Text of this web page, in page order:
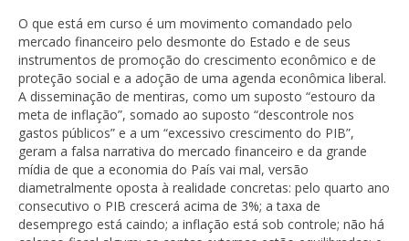
O que está em curso é um movimento comandado pelo
mercado financeiro pelo desmonte do Estado e de seus
instrumentos de promoção do crescimento econômico e de
proteção social e a adoção de uma agenda econômica liberal.
A disseminação de mentiras, como um suposto “estouro da
meta de inflação”, somado ao suposto “descontrole nos
gastos públicos” e a um “excessivo crescimento do PIB”,
geram a falsa narrativa do mercado financeiro e da grande
mídia de que a economia do País vai mal, versão
diametralmente oposta à realidade concretas: pelo quarto ano
consecutivo o PIB crescerá acima de 3%; a taxa de
desemprego está caindo; a inflação está sob controle; não há